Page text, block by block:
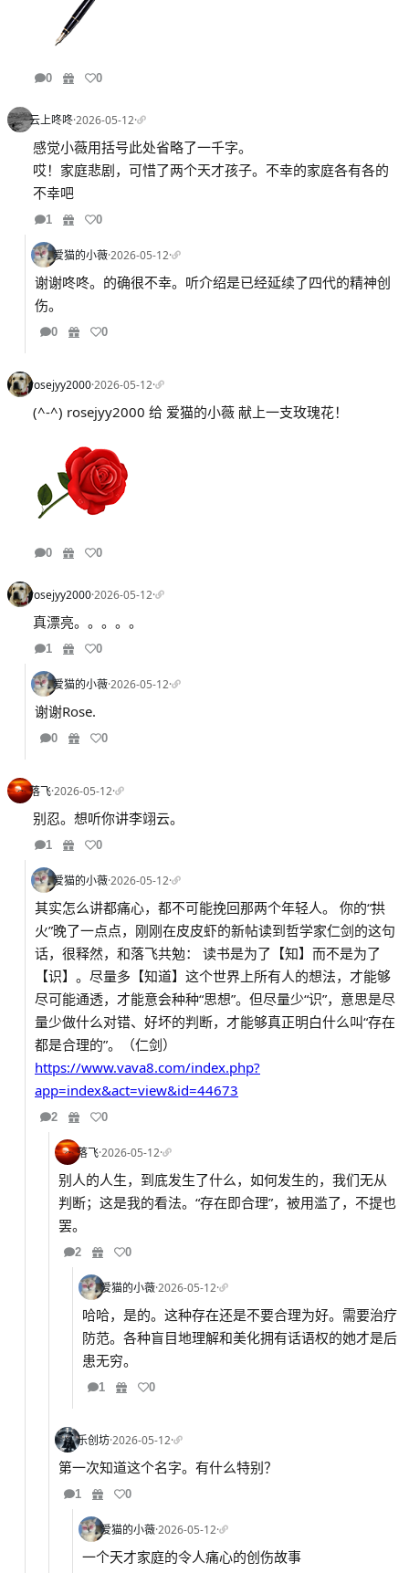
0 0
云上咚咚·2026-05-12·
感觉小薇用括号此处省略了一千字。
哎！家庭悲剧，可惜了两个天才孩子。不幸的家庭各有各的
不幸吧
1 0
爱猫的小薇·2026-05-12·
谢谢咚咚。的确很不幸。听介绍是已经延续了四代的精神创
伤。
0 0
rosejyy2000·2026-05-12·
(^-^) rosejyy2000 给 爱猫的小薇 献上一支玫瑰花！
0 0
rosejyy2000·2026-05-12·
真漂亮。。。。。
1 0
爱猫的小薇·2026-05-12·
谢谢Rose.
0 0
落飞·2026-05-12·
别忍。想听你讲李翊云。
1 0
爱猫的小薇·2026-05-12·
其实怎么讲都痛心，都不可能挽回那两个年轻人。 你的“拱
火”晚了一点点，刚刚在皮皮虾的新帖读到哲学家仁剑的这句
话，很释然，和落飞共勉： 读书是为了【知】而不是为了
【识】。尽量多【知道】这个世界上所有人的想法，才能够
尽可能通透，才能意会种种“思想”。但尽量少“识”，意思是尽
量少做什么对错、好坏的判断，才能够真正明白什么叫“存在
都是合理的”。（仁剑）
https://www.vava8.com/index.php?
app=index&act=view&id=44673
2 0
落飞·2026-05-12·
别人的人生，到底发生了什么，如何发生的，我们无从
判断；这是我的看法。“存在即合理”，被用滥了，不提也
罢。
2 0
爱猫的小薇·2026-05-12·
哈哈，是的。这种存在还是不要合理为好。需要治疗
防范。各种盲目地理解和美化拥有话语权的她才是后
患无穷。
1 0
乐创坊·2026-05-12·
第一次知道这个名字。有什么特别？
1 0
爱猫的小薇·2026-05-12·
一个天才家庭的令人痛心的创伤故事